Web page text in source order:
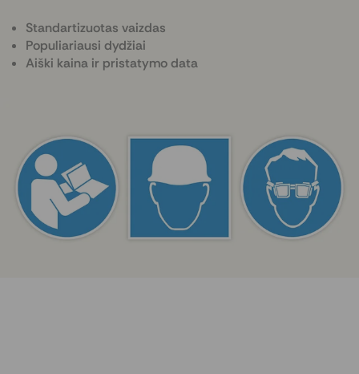
Standartizuotas vaizdas
Populiariausi dydžiai
Aiški kaina ir pristatymo data